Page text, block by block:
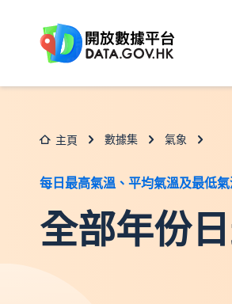
主頁 數據集 氣象
每日最高氣溫、平均氣溫及最低
全部年份